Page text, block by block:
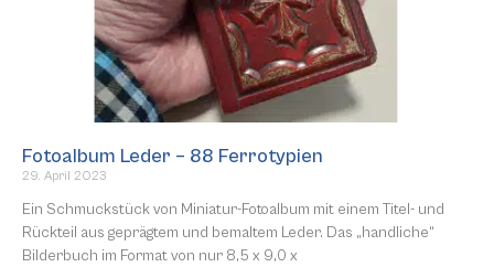
Fotoalbum Leder – 88 Ferrotypien
29. April 2023
Ein Schmuckstück von Miniatur-Fotoalbum mit einem Titel- und
Rückteil aus geprägtem und bemaltem Leder. Das „handliche“
Bilderbuch im Format von nur 8,5 x 9,0 x